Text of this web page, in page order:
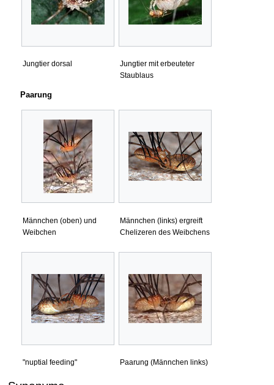
Jungtier dorsal
Jungtier mit erbeuteter
Staublaus
Paarung
Männchen (oben) und
Weibchen
Männchen (links) ergreift
Chelizeren des Weibchens
"nuptial feeding" Paarung (Männchen links)